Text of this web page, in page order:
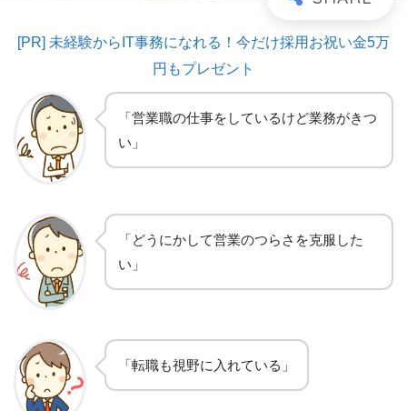
[PR] 未経験からIT事務になれる！今だけ採用お祝い金5万
円もプレゼント
「営業職の仕事をしているけど業務がきつ
い」
「どうにかして営業のつらさを克服した
い」
「転職も視野に入れている」